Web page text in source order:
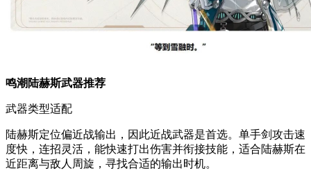
鸣潮陆赫斯武器推荐
武器类型适配
陆赫斯定位偏近战输出，因此近战武器是首选。单手剑攻击速
度快，连招灵活，能快速打出伤害并衔接技能，适合陆赫斯在
近距离与敌人周旋，寻找合适的输出时机。